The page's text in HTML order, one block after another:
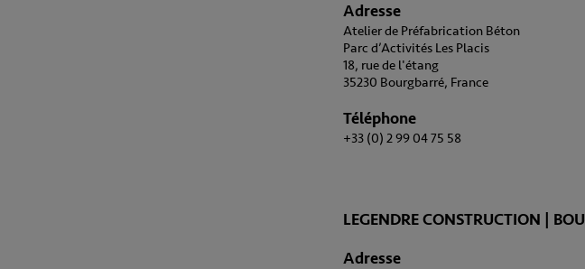
Adresse
Atelier de Préfabrication Béton
Parc d’Activités Les Placis
18, rue de l'étang
35230 Bourgbarré, France
Téléphone
+33 (0) 2 99 04 75 58
LEGENDRE CONSTRUCTION |
Adresse